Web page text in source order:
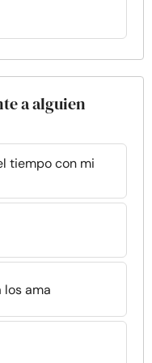
a alguien
tiempo con mi
los ama